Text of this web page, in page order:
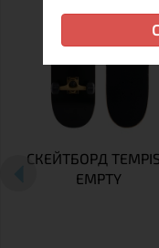
СКЕЙТБОРД
EMPTY